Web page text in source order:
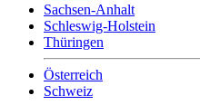
Sachsen-Anhalt
Schleswig-Holstein
Thüringen
Österreich
Schweiz